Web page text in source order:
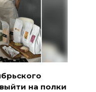
на полки